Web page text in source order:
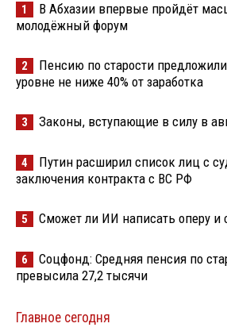
1
В Абхазии впервые пройдёт
молодёжный форум
2
Пенсию по старости
уровне не ниже 40% от заработка
3 Законы, вступающие в силу в
4
Путин расширил список лиц с
заключения контракта с ВС РФ
5 Сможет ли ИИ написать оперу и
6
Соцфонд: Средняя пенсия по
превысила 27,2 тысячи
Главное сегодня